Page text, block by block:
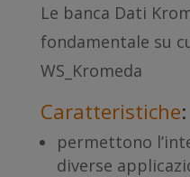
Le banca Dati
fondamentale su
WS_Kromeda
Caratteristiche:
permettono
diverse